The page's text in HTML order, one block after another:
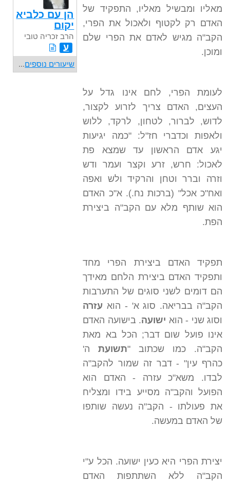
מאליו ומבשיל מאליו, התפקיד של
האדם רק לקטוף ולאכול את הפרי,
הקב"ה מגיש לאדם את הפרי שלם
ומוכן.
לעומת הפרי, לחם אינו גדל על
העצים, האדם צריך לזרוע לקצור,
לדוש, לברור, לטחון, לרקד, ללוש
ולאפות וכדברי חז"ל: "כמה יגיעות
יגע אדם הראשון עד שמצא פת
לאכול: חרש, זרע וקצר ועמר ודש
וזרה וברר וטחן והרקיד ולש ואפה
ואח"כ אכל" (ברכות נח.). א"כ האדם
הוא שותף מלא עם הקב"ה ביצירת
הפת.
תפקיד האדם ביצירת הפרי מחד
ותפקיד האדם ביצירת הלחם מאידך
הם דומים לשני סוגים של התערבות
הקב"ה בבריאה. סוג א' - הוא עזרה
וסוג שני - הוא ישועה. בישועה האדם
אינו פועל שום דבר; הכל בא מאת
הקב"ה. כמו שכתוב "תשועתה'
כהרף עין" - דבר זה שמור להקב"ה
לבדו. משא"כ עזרה - האדם הוא
הפועל והקב"ה מסייע בידו ומצליח
את פעולתו - הקב"ה נעשה שותפו
של האדם במעשה.
יצירת הפרי היא כעין ישועה. הכל ע"י
הקב"ה ללא השתתפות האדם
הן עם כלביא
יקום
הרב זכריה טובי
ע
שיעורים נוספים...